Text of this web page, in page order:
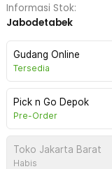
Informasi Stok:
Jabodetabek
Gudang Online
Tersedia
Pick n Go Depok
Pre-Order
Toko Jakarta Barat
Habis